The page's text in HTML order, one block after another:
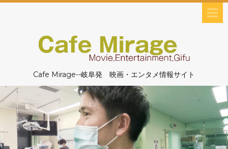
Cafe Mirage--岐阜発 映画・エンタメ情報サイト